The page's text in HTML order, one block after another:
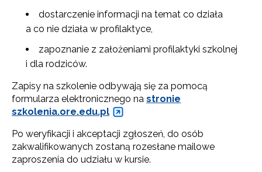
dostarczenie informacji na temat co działa
a co nie działa w profilaktyce,
zapoznanie z założeniami profilaktyki szkolnej
i dla rodziców.
Zapisy na szkolenie odbywają się za pomocą
formularza elektronicznego na stronie
szkolenia.ore.edu.pl
Po weryfikacji i akceptacji zgłoszeń, do osób
zakwalifikowanych zostaną rozesłane mailowe
zaproszenia do udziału w kursie.